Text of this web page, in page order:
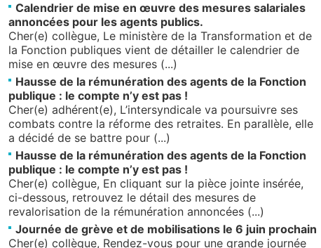
Calendrier de mise en œuvre des mesures salariales
annoncées pour les agents publics.
Cher(e) collègue, Le ministère de la Transformation et de
la Fonction publiques vient de détailler le calendrier de
mise en œuvre des mesures (...)
Hausse de la rémunération des agents de la Fonction
publique : le compte n’y est pas !
Cher(e) adhérent(e), L’intersyndicale va poursuivre ses
combats contre la réforme des retraites. En parallèle, elle
a décidé de se battre pour (...)
Hausse de la rémunération des agents de la Fonction
publique : le compte n’y est pas !
Cher(e) collègue, En cliquant sur la pièce jointe insérée,
ci-dessous, retrouvez le détail des mesures de
revalorisation de la rémunération annoncées (...)
Journée de grève et de mobilisations le 6 juin prochain
Cher(e) collègue, Rendez-vous pour une grande journée